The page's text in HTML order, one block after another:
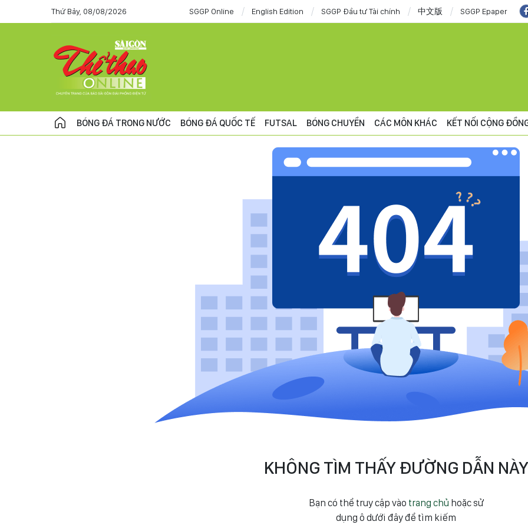
Thứ Bảy, 08/08/2026 SGGP Online English Edition SGGP Đầu tư Tài chính 中文版 SGGP Epaper
BÓNG ĐÁ TRONG NƯỚC BÓNG ĐÁ QUỐC TẾ FUTSAL BÓNG CHUYỀN CÁC MÔN KHÁC KẾT NỐI CỘNG
KHÔNG TÌM THẤY ĐƯỜNG DẪN NÀY
Bạn có thể truy cập vào trang chủ hoặc sử
dụng ô dưới đây để tìm kiếm